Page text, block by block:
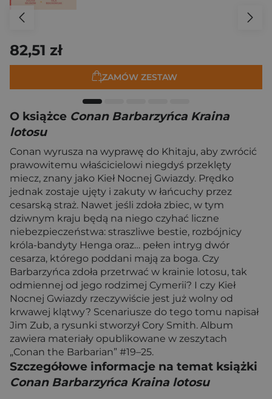
82,51 zł
ZAMÓW ZESTAW
O książce Conan Barbarzyńca Kraina
lotosu
Conan wyrusza na wyprawę do Khitaju, aby zwrócić
prawowitemu właścicielowi niegdyś przeklęty
miecz, znany jako Kieł Nocnej Gwiazdy. Prędko
jednak zostaje ujęty i zakuty w łańcuchy przez
cesarską straż. Nawet jeśli zdoła zbiec, w tym
dziwnym kraju będą na niego czyhać liczne
niebezpieczeństwa: straszliwe bestie, rozbójnicy
króla-bandyty Henga oraz… pełen intryg dwór
cesarza, którego poddani mają za boga. Czy
Barbarzyńca zdoła przetrwać w krainie lotosu, tak
odmiennej od jego rodzimej Cymerii? I czy Kieł
Nocnej Gwiazdy rzeczywiście jest już wolny od
krwawej klątwy? Scenariusze do tego tomu napisał
Jim Zub, a rysunki stworzył Cory Smith. Album
zawiera materiały opublikowane w zeszytach
„Conan the Barbarian” #19–25.
Szczegółowe informacje na temat książki
Conan Barbarzyńca Kraina lotosu